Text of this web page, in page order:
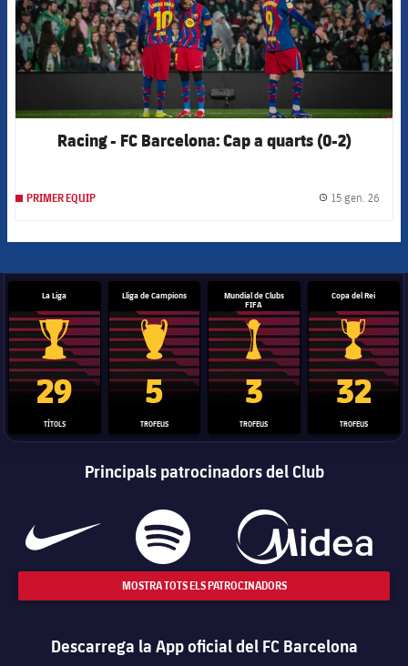
Racing - FC Barcelona: Cap a quarts (0-2)
PRIMER EQUIP 15 gen. 26
La Liga
Trofeu de la Liga
29
TÍTOLS
Lliga de Campions
Trofeu de la Lliga de Campions
5
TROFEUS
Mundial de Clubs
FIFA
Trofeu del Mundial de Clubs
3
TROFEUS
Copa del Rei
Copa del
32
TROFEUS
Principals patrocinadors del Club
MOSTRA TOTS ELS PATROCINADORS
Descarrega la App oficial del FC Barcelona